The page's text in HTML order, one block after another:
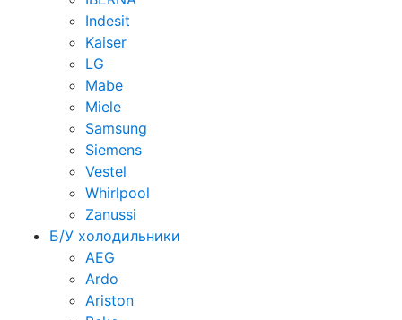
Indesit
Kaiser
LG
Mabe
Miele
Samsung
Siemens
Vestel
Whirlpool
Zanussi
Б/У холодильники
AEG
Ardo
Ariston